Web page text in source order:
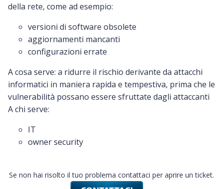
della rete, come ad esempio:
versioni di software obsolete
aggiornamenti mancanti
configurazioni errate
A cosa serve: a ridurre il rischio derivante da attacchi
informatici in maniera rapida e tempestiva, prima che le
vulnerabilità possano essere sfruttate dagli attaccanti
A chi serve:
IT
owner security
Se non hai risolto il tuo problema contattaci per aprire un ticket.